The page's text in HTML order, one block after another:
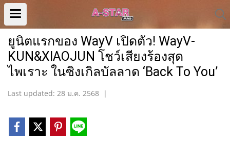
ยูนิตแรกของ WayV เปิดตัว! WayV-
KUN&XIAOJUN โชว์เสียงร้องสุด
ไพเราะ ในซิงเกิลบัลลาด ‘Back To You’
Last updated: 28 ม.ค. 2568 |